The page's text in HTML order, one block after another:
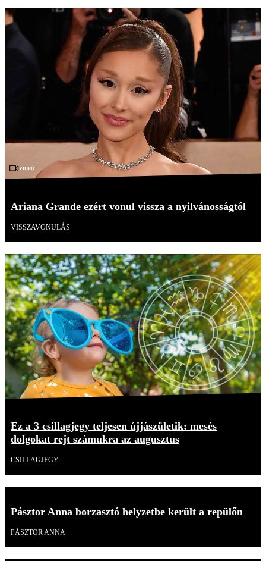
Videó
Ariana Grande ezért vonul vissza a nyilvánosságtól
VISSZAVONULÁS
Ez a 3 csillagjegy teljesen újjászületik: mesés
dolgokat rejt számukra az augusztus
CSILLAGJEGY
Pásztor Anna borzasztó helyzetbe került a repülőn
PÁSZTOR ANNA